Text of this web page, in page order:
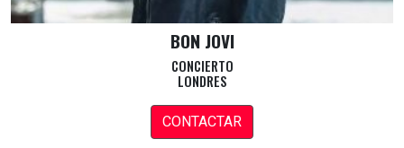
BON JOVI
CONCIERTO
LONDRES
CONTACTAR